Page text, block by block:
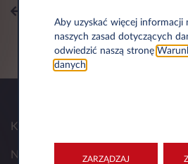
Kim Jesteśmy
Nasze rozwiązania
Aby uzyskać więcej informacji
naszych zasad dotyczących
odwiedzić naszą stronę
danych
ZARZĄDZAJ